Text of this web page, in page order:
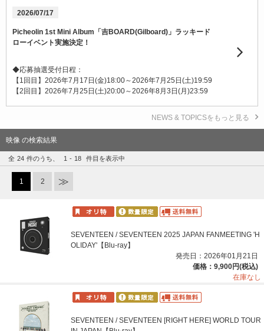
2026/07/17
Picheolin 1st Mini Album「吉BOARD(Gilboard)」ラッキード
ローイベント実施決定！
◆応募抽選受付日程：
【1回目】2026年7月17日(金)18:00～2026年7月25日(土)19:59
【2回目】2026年7月25日(土)20:00～2026年8月3日(月)23:59
NEWS & TOPICSをもっと見る
映像 の検索結果
全 24 件のうち、 1 - 18 件目を表示中
1 2
SEVENTEEN / SEVENTEEN 2025 JAPAN FANMEETING 'H
OLIDAY'【Blu-ray】
発売日：2026年01月21日
価格：9,900円(税込)
在庫なし
SEVENTEEN / SEVENTEEN [RIGHT HERE] WORLD TOUR